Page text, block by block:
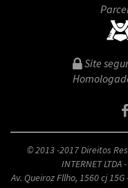
Site
© 2013 -2017 Direitos
INTERNET
Av. Queiroz Fllho, 1560 cj